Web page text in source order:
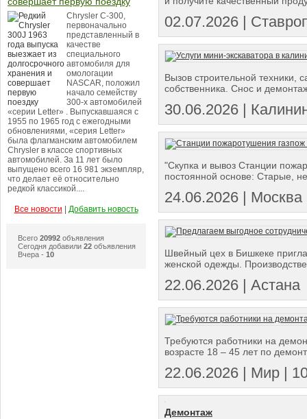
02.07.2026 |
Вызов строительной техники,
собственника. Снос и
30.06.2026 |
"Скупка и вывоз Станции
постоянной основе: Старые,
24.06.2026 | Москва
Швейный цех в Бишкеке
женской одежды.
22.06.2026 | Астана
Требуются работники на
возрасте 18 – 45 лет по
22.06.2026 | Мир |
Демонтаж
Chrysler C-300,
первоначально
представленный в
качестве
специального
автомобиля для
омологации
NASCAR, положил
начало семейству
300-х автомобилей
«серии Letter» . Выпускавшаяся с
1955 по 1965 год с ежегодными
обновлениями, «серия Letter»
была флагманским автомобилем
Chrysler в классе спортивных
автомобилей. За 11 лет было
выпущено всего 16 981 экземпляр,
что делает её относительно
редкой классикой....
Все новости Добавить новость
Всего 20992 объявления
Сегодня добавили 22 объявления
Вчера - 10